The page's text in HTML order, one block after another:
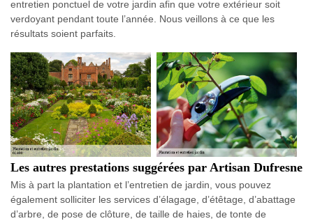
entretien ponctuel de votre jardin afin que votre extérieur soit
verdoyant pendant toute l’année. Nous veillons à ce que les
résultats soient parfaits.
Les autres prestations suggérées par Artisan Dufresne
Mis à part la plantation et l’entretien de jardin, vous pouvez
également solliciter les services d’élagage, d’étêtage, d’abattage
d’arbre, de pose de clôture, de taille de haies, de tonte de